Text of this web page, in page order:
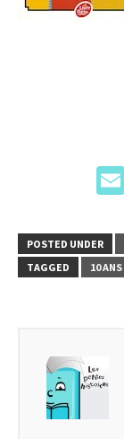
POSTED UNDER
TAGGED
10 ANS